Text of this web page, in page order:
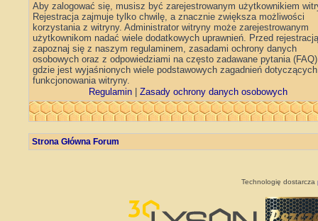
Aby zalogować się, musisz być zarejestrowanym użytkownikiem
Rejestracja zajmuje tylko chwilę, a znacznie zwiększa możliwości
korzystania z witryny. Administrator witryny może zarejestrowanym
użytkownikom nadać wiele dodatkowych uprawnień. Przed rejestracją
zapoznaj się z naszym regulaminem, zasadami ochrony danych
osobowych oraz z odpowiedziami na często zadawane pytania
gdzie jest wyjaśnionych wiele podstawowych zagadnień dotyczących
funkcjonowania witryny.
Regulamin
Zasady ochrony danych osobowych
Strona Główna Forum
Technologię dostarcza